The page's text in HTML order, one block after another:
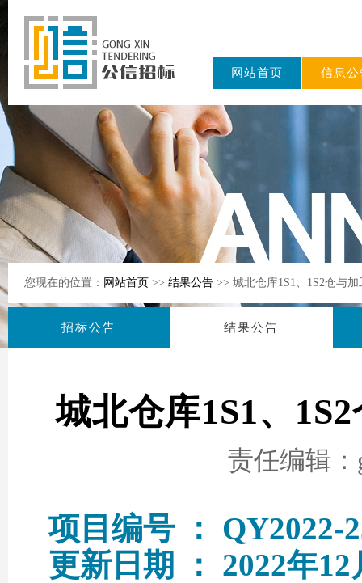
东公信招标
有限公司
网站首页 信息公
您现在的位置： 网站首页 >> 结果公告 >> 城北仓库1S1、1S2仓与
招标公告 结果公告
城北仓库1S1、
责任编辑
项目编号 ： QY2022-
更新日期 ： 2022年12